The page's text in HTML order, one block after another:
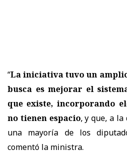
“La iniciativa tuvo un
busca es mejorar el
que existe, incorporando
no tienen espacio, y que, a la
una mayoría de los
comentó la ministra.